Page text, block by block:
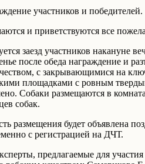
участников и победителей.
и приветствуются все
заезд участников накануне
после обеда награждение и
с закрывающимися на
площадками с ровным
Собаки размещаются в
собак.
размещения будет объявлена
с регистрацией на ДЧТ.
предлагаемые для